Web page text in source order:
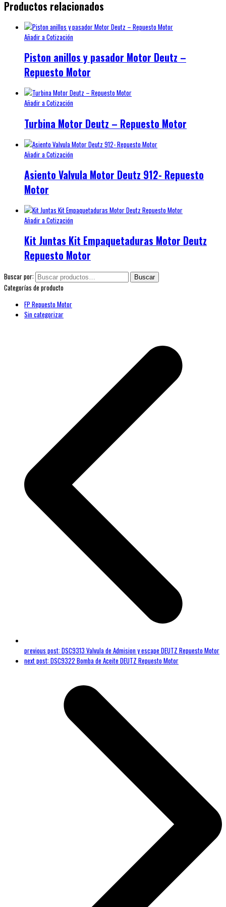
Productos relacionados
Añadir a Cotización
Piston anillos y pasador Motor Deutz –
Repuesto Motor
Añadir a Cotización
Turbina Motor Deutz – Repuesto Motor
Añadir a Cotización
Asiento Valvula Motor Deutz 912- Repuesto
Motor
Añadir a Cotización
Kit Juntas Kit Empaquetaduras Motor Deutz
Repuesto Motor
Buscar por: Buscar
Categorías de producto
FP Repuesto Motor
Sin categorizar
previous post:DSC9313 Valvula de Admision y escape DEUTZ Repuesto Motor
next post:DSC9322 Bomba de Aceite DEUTZ Repuesto Motor